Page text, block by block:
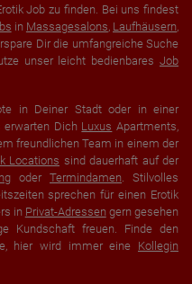
Job zu finden. Bei uns findest
in Massagesalons Laufhäusern
Dir die umfangreiche Suche
unser leicht bedienbares Job
in Deiner Stadt oder in einer
erwarten Dich Luxus Apartments,
freundlichen Team in einem der
Locations sind dauerhaft auf der
oder Termindamen . Stilvolles
sprechen für einen Erotik
in Privat-Adressen gern gesehen
Kundschaft freuen. Finde den
hier wird immer eine Kollegin